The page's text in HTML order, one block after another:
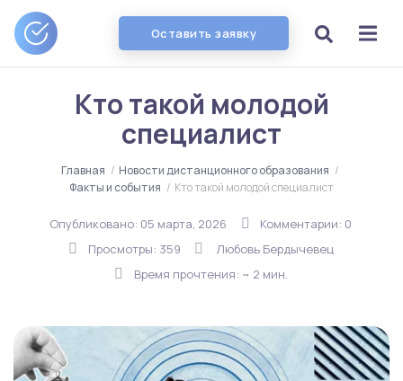
Оставить заявку
Кто такой молодой
специалист
Главная / Новости дистанционного образования /
Факты и события / Кто такой молодой специалист
Опубликовано: 05 марта, 2026
Комментарии: 0
Просмотры: 359
Любовь Бердычевец
Время прочтения: ~ 2 мин.